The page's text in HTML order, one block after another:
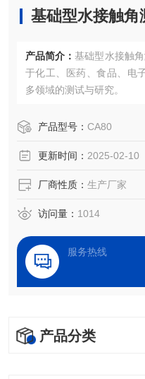
基础型水接触角
产品简介： 基础型水接触
于化工、医药、食品、电
多领域的测试与研究。
产品型号： CA80
更新时间： 2025-02-10
厂商性质： 生产厂家
访问量： 1014
服务热线
产品分类